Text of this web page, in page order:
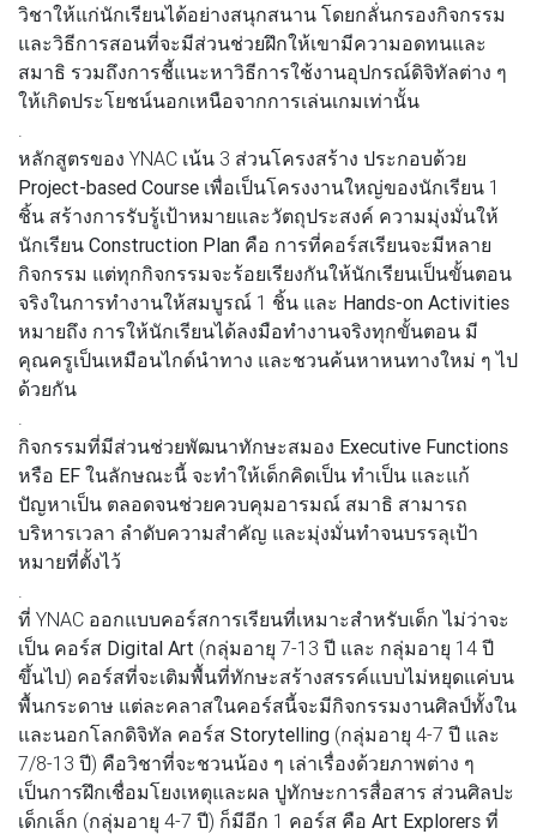
วิชาให้แก่นักเรียนได้อย่างสนุกสนาน โดยกลั่นกรองกิจกรรม
และวิธีการสอนที่จะมีส่วนช่วยฝึกให้เขามีความอดทนและ
สมาธิ รวมถึงการชี้แนะหาวิธีการใช้งานอุปกรณ์ดิจิทัลต่าง ๆ
ให้เกิดประโยชน์นอกเหนือจากการเล่นเกมเท่านั้น
หลักสูตรของ YNAC เน้น 3 ส่วนโครงสร้าง ประกอบด้วย
Project-based Course เพื่อเป็นโครงงานใหญ่ของนักเรียน 1
ชิ้น สร้างการรับรู้เป้าหมายและวัตถุประสงค์ ความมุ่งมั่นให้
นักเรียน Construction Plan คือ การที่คอร์สเรียนจะมีหลาย
กิจกรรม แต่ทุกกิจกรรมจะร้อยเรียงกันให้นักเรียนเป็นขั้นตอน
จริงในการทำงานให้สมบูรณ์ 1 ชิ้น และ Hands-on Activities
หมายถึง การให้นักเรียนได้ลงมือทำงานจริงทุกขั้นตอน มี
คุณครูเป็นเหมือนไกด์นำทาง และชวนค้นหาหนทางใหม่ ๆ ไป
ด้วยกัน
กิจกรรมที่มีส่วนช่วยพัฒนาทักษะสมอง Executive Functions
หรือ EF ในลักษณะนี้ จะทำให้เด็กคิดเป็น ทำเป็น และแก้
ปัญหาเป็น ตลอดจนช่วยควบคุมอารมณ์ สมาธิ สามารถ
บริหารเวลา ลำดับความสำคัญ และมุ่งมั่นทำจนบรรลุเป้า
หมายที่ตั้งไว้
ที่ YNAC ออกแบบคอร์สการเรียนที่เหมาะสำหรับเด็ก ไม่ว่าจะ
เป็น คอร์ส Digital Art (กลุ่มอายุ 7-13 ปี และ กลุ่มอายุ 14 ปี
ขึ้นไป) คอร์สที่จะเติมพื้นที่ทักษะสร้างสรรค์แบบไม่หยุดแค่บน
พื้นกระดาษ แต่ละคลาสในคอร์สนี้จะมีกิจกรรมงานศิลป์ทั้งใน
และนอกโลกดิจิทัล คอร์ส Storytelling (กลุ่มอายุ 4-7 ปี และ
7/8-13 ปี) คือวิชาที่จะชวนน้อง ๆ เล่าเรื่องด้วยภาพต่าง ๆ
เป็นการฝึกเชื่อมโยงเหตุและผล ปูทักษะการสื่อสาร ส่วนศิลปะ
เด็กเล็ก (กลุ่มอายุ 4-7 ปี) ก็มีอีก 1 คอร์ส คือ Art Explorers ที่